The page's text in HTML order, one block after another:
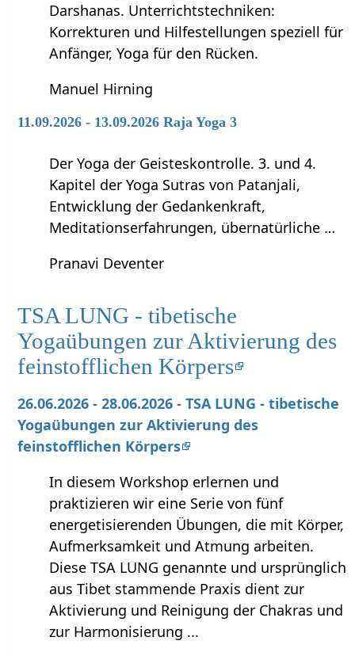
Darshanas. Unterrichtstechniken:
Korrekturen und Hilfestellungen speziell für
Anfänger, Yoga für den Rücken.
Manuel Hirning
11.09.2026 - 13.09.2026 Raja Yoga 3
Der Yoga der Geisteskontrolle. 3. und 4.
Kapitel der Yoga Sutras von Patanjali,
Entwicklung der Gedankenkraft,
Meditationserfahrungen, übernatürliche …
Pranavi Deventer
TSA LUNG - tibetische
Yogaübungen zur Aktivierung des
feinstofflichen Körpers
26.06.2026 - 28.06.2026 - TSA LUNG - tibetische
Yogaübungen zur Aktivierung des
feinstofflichen Körpers
In diesem Workshop erlernen und
praktizieren wir eine Serie von fünf
energetisierenden Übungen, die mit Körper,
Aufmerksamkeit und Atmung arbeiten.
Diese TSA LUNG genannte und ursprünglich
aus Tibet stammende Praxis dient zur
Aktivierung und Reinigung der Chakras und
zur Harmonisierung ...